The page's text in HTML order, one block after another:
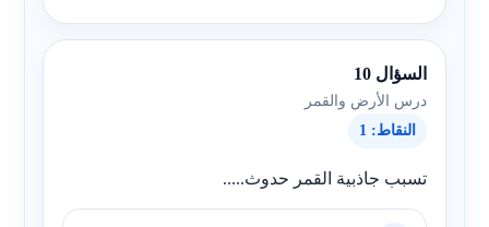
السؤال 10
درس الأرض والقمر
النقاط: 1
تسبب جاذبية القمر حدوث.....